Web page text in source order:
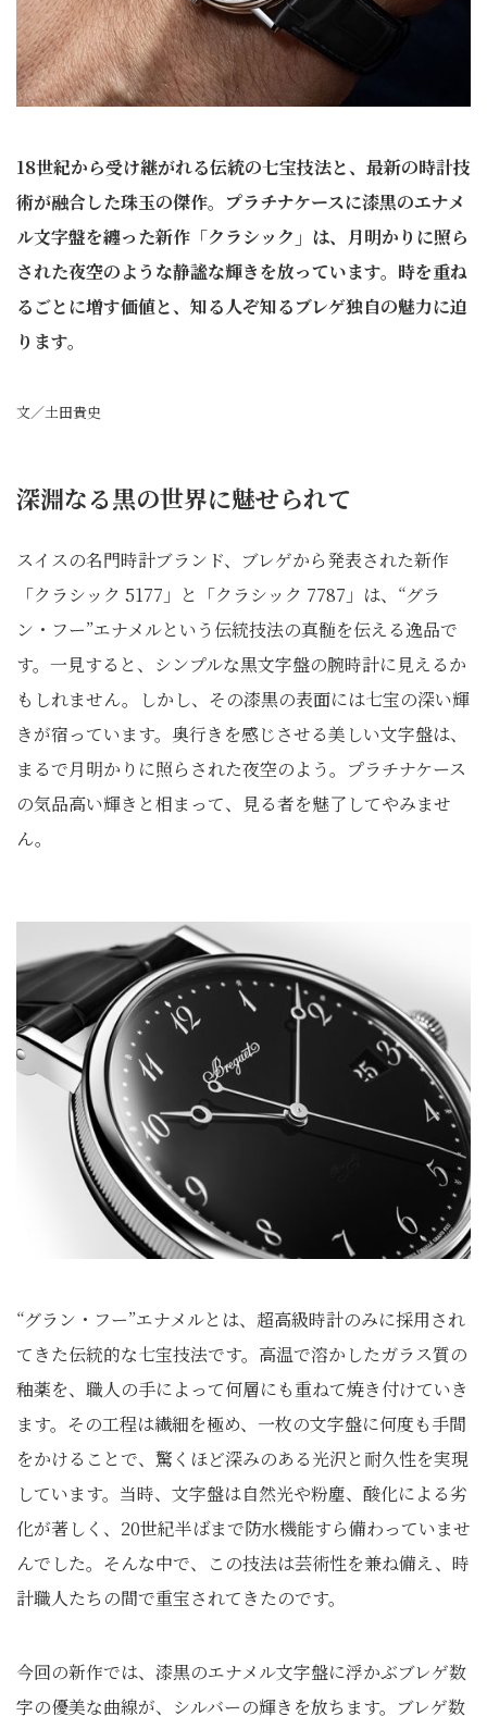
18世紀から受け継がれる伝統の七宝技法と、最新の時計技
術が融合した珠玉の傑作。プラチナケースに漆黒のエナメ
ル文字盤を纏った新作「クラシック」は、月明かりに照ら
された夜空のような静謐な輝きを放っています。時を重ね
るごとに増す価値と、知る人ぞ知るブレゲ独自の魅力に迫
ります。
文／土田貴史
深淵なる黒の世界に魅せられて
スイスの名門時計ブランド、ブレゲから発表された新作
「クラシック 5177」と「クラシック 7787」は、“グラ
ン・フー”エナメルという伝統技法の真髄を伝える逸品で
す。一見すると、シンプルな黒文字盤の腕時計に見えるか
もしれません。しかし、その漆黒の表面には七宝の深い輝
きが宿っています。奥行きを感じさせる美しい文字盤は、
まるで月明かりに照らされた夜空のよう。プラチナケース
の気品高い輝きと相まって、見る者を魅了してやみませ
ん。
“グラン・フー”エナメルとは、超高級時計のみに採用され
てきた伝統的な七宝技法です。高温で溶かしたガラス質の
釉薬を、職人の手によって何層にも重ねて焼き付けていき
ます。その工程は繊細を極め、一枚の文字盤に何度も手間
をかけることで、驚くほど深みのある光沢と耐久性を実現
しています。当時、文字盤は自然光や粉塵、酸化による劣
化が著しく、20世紀半ばまで防水機能すら備わっていませ
んでした。そんな中で、この技法は芸術性を兼ね備え、時
計職人たちの間で重宝されてきたのです。
今回の新作では、漆黒のエナメル文字盤に浮かぶブレゲ数
字の優美な曲線が、シルバーの輝きを放ちます。ブレゲ数